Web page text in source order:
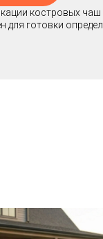
костровых
для готовки